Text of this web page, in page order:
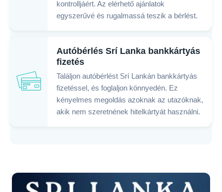
kontrolljáért. Az elérhető ajánlatok
egyszerűvé és rugalmassá teszik a bérlést.
Autóbérlés Srí Lanka bankkártyás
fizetés
Találjon autóbérlést Srí Lankán bankkártyás
fizetéssel, és foglaljon könnyedén. Ez
kényelmes megoldás azoknak az utazóknak,
akik nem szeretnének hitelkártyát használni.